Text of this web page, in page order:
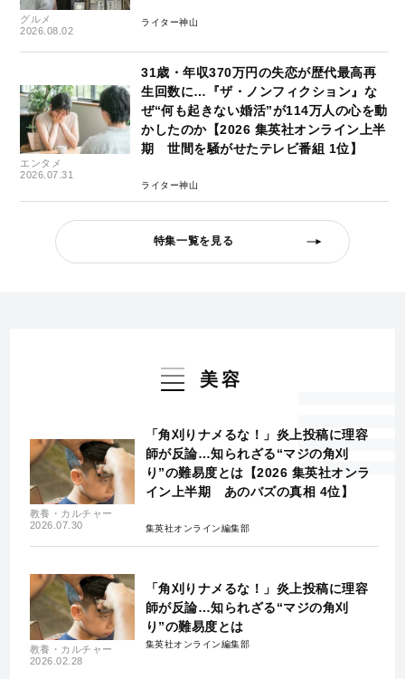
グルメ
2026.08.02
ライター神山
エンタメ
2026.07.31
31歳・年収370万円の失恋が歴代最高再
生回数に…『ザ・ノンフィクション』な
ぜ“何も起きない婚活”が114万人の心を動
かしたのか【2026 集英社オンライン上半
期 世間を騒がせたテレビ番組 1位】
ライター神山
特集一覧を見る
美容
教養・カルチャー
2026.07.30
「角刈りナメるな！」炎上投稿に理容
師が反論…知られざる“マジの角刈
り”の難易度とは【2026 集英社オンラ
イン上半期 あのバズの真相 4位】
集英社オンライン編集部
教養・カルチャー
2026.02.28
「角刈りナメるな！」炎上投稿に理容
師が反論…知られざる“マジの角刈
り”の難易度とは
集英社オンライン編集部